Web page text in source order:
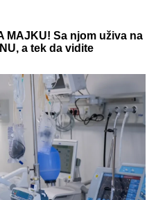
rezervisane za vikend:
koja se spontano